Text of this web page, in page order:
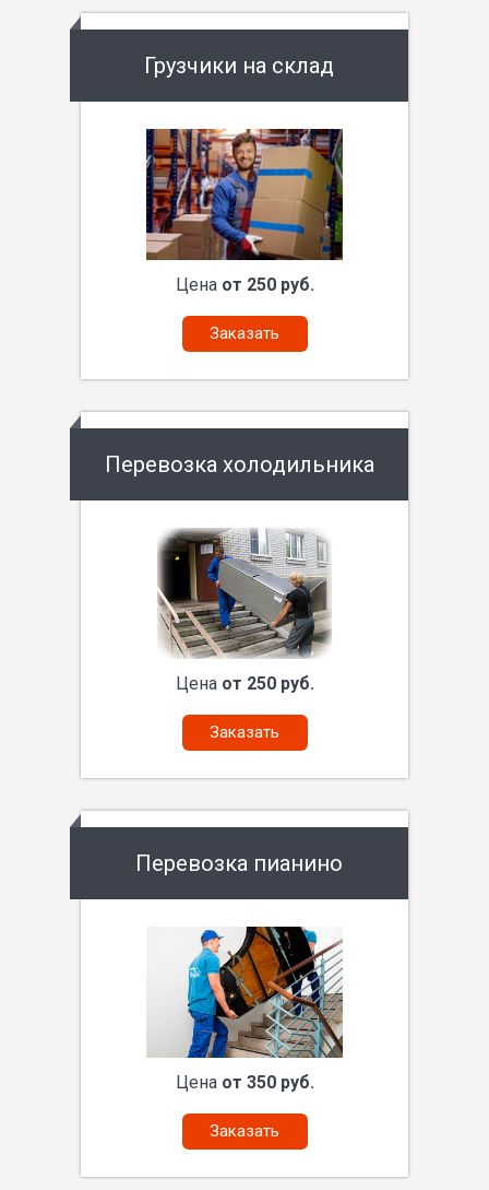
Грузчики на склад
Цена от 250 руб.
Заказать
Перевозка холодильника
Цена от 250 руб.
Заказать
Перевозка пианино
Цена от 350 руб.
Заказать